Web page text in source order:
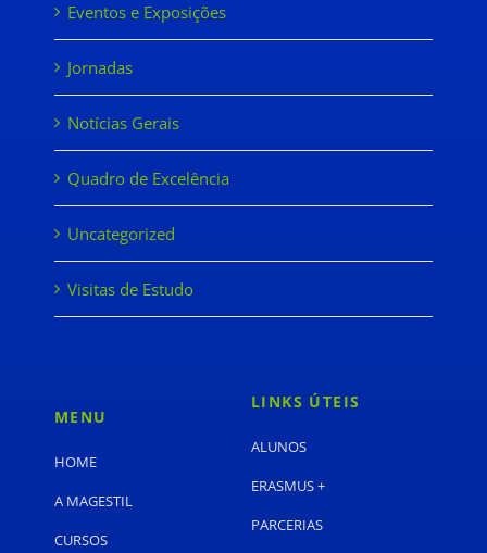
Eventos e Exposições
Jornadas
Notícias Gerais
Quadro de Excelência
Uncategorized
Visitas de Estudo
MENU
HOME
A MAGESTIL
CURSOS
LINKS ÚTEIS
ALUNOS
ERASMUS +
PARCERIAS